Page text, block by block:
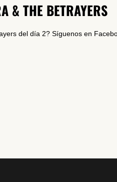
& THE BETRAYERS
del día 2? Síguenos en